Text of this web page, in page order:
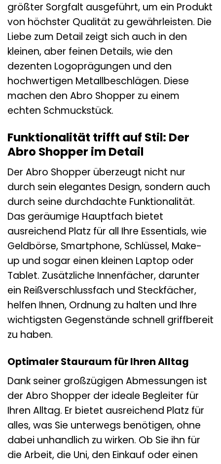
größter Sorgfalt ausgeführt, um ein Produkt
von höchster Qualität zu gewährleisten. Die
Liebe zum Detail zeigt sich auch in den
kleinen, aber feinen Details, wie den
dezenten Logoprägungen und den
hochwertigen Metallbeschlägen. Diese
machen den Abro Shopper zu einem
echten Schmuckstück.
Funktionalität trifft auf Stil: Der
Abro Shopper im Detail
Der Abro Shopper überzeugt nicht nur
durch sein elegantes Design, sondern auch
durch seine durchdachte Funktionalität.
Das geräumige Hauptfach bietet
ausreichend Platz für all Ihre Essentials, wie
Geldbörse, Smartphone, Schlüssel, Make-
up und sogar einen kleinen Laptop oder
Tablet. Zusätzliche Innenfächer, darunter
ein Reißverschlussfach und Steckfächer,
helfen Ihnen, Ordnung zu halten und Ihre
wichtigsten Gegenstände schnell griffbereit
zu haben.
Optimaler Stauraum für Ihren Alltag
Dank seiner großzügigen Abmessungen ist
der Abro Shopper der ideale Begleiter für
Ihren Alltag. Er bietet ausreichend Platz für
alles, was Sie unterwegs benötigen, ohne
dabei unhandlich zu wirken. Ob Sie ihn für
die Arbeit, die Uni, den Einkauf oder einen